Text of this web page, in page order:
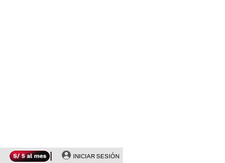
NALDY SALDAÑA LA BELLA LUZ
INICIAR SESIÓN